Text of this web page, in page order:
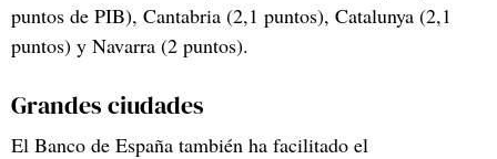
puntos de PIB), Cantabria (2,1 puntos), Catalunya (2,1
puntos) y Navarra (2 puntos).
Grandes ciudades
El Banco de España también ha facilitado el